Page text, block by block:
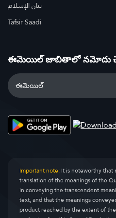
بيان الإسلام
Tafsir Saadi
ఈమెయిల్ జాబితాలో నమోదు
Important note:It is noteworthy that
translation of the meanings of the
in conveying the transcendent
text, and that the meanings
product reached by the extent of